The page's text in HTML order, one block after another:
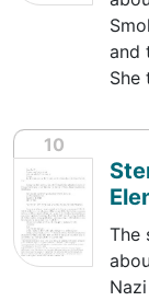
and
10
The